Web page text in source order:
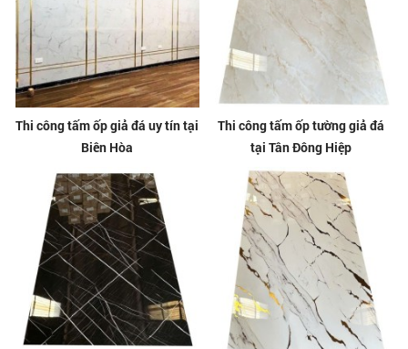
Thi công tấm ốp giả đá uy tín tại
Biên Hòa
Thi công tấm ốp tường giả đá
tại Tân Đông Hiệp